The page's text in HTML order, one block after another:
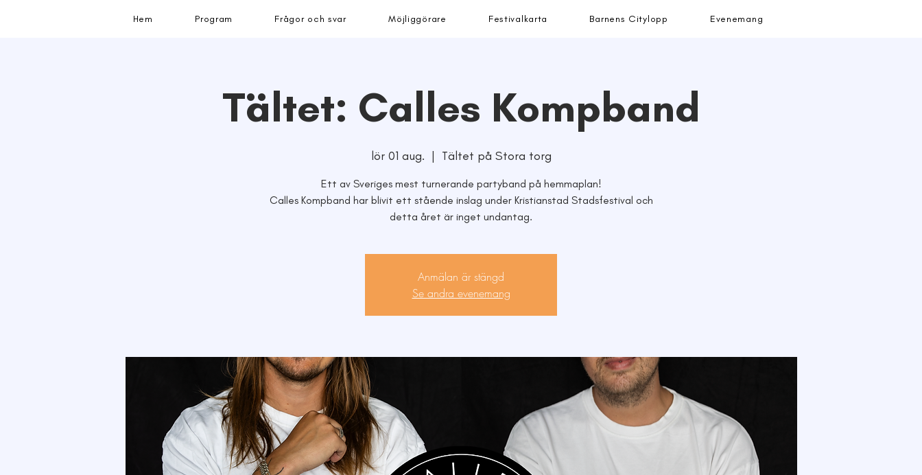
Hem Program Frågor och svar Möjliggörare Festivalkarta Barnens Citylopp Evenemang
Tältet: Calles Kompband
lör 01 aug.
  |
Tältet på Stora torg
Ett av Sveriges mest turnerande partyband på hemmaplan!
Calles Kompband har blivit ett stående inslag under Kristianstad Stadsfestival och
detta året är inget undantag.
Anmälan är stängd
Se andra evenemang